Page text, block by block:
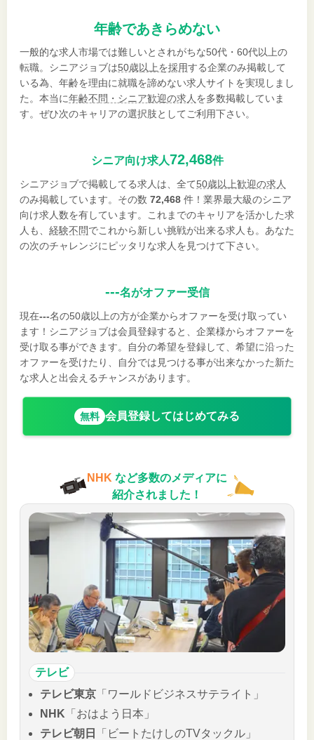
年齢であきらめない
一般的な求人市場では難しいとされがちな50代・60代以上の
転職。シニアジョブは50歳以上を採用する企業のみ掲載して
いる為、年齢を理由に就職を諦めない求人サイトを実現しまし
た。本当に年齢不問・シニア歓迎の求人 を多数掲載していま
す。ぜひ次のキャリアの選択肢としてご利用下さい。
シニア向け求人72,468件
シニアジョブで掲載してる求人は、全て50歳以上歓迎の求人
のみ掲載しています。その数 72,468 件！業界最大級のシニア
向け求人数を有しています。これまでのキャリアを活かした求
人も、 経験不問でこれから新しい挑戦が出来る求人も。あなた
の次のチャレンジにピッタリな求人を見つけて下さい。
---名がオファー受信
現在---名の50歳以上の方が企業からオファーを受け取ってい
ます！シニアジョブは会員登録すると、企業様からオファーを
受け取る事ができます。自分の希望を登録して、希望に沿った
オファーを受けたり、自分では見つける事が出来なかった新た
な求人と出会えるチャンスがあります。
無料 会員登録してはじめてみる
NHK など多数のメディアに
紹介されました！
テレビ
テレビ東京 「ワールドビジネスサテライト」
NHK 「おはよう日本」
テレビ朝日
「ビートたけしのTVタックル」